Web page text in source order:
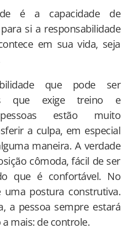
é a capacidade de
si a responsabilidade
em sua vida, seja
que pode ser
que exige treino e
estão muito
a culpa, em especial
maneira. A verdade
cômoda, fácil de ser
que é confortável. No
uma postura construtiva.
a pessoa sempre estará
mais: de controle.